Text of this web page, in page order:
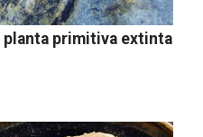
primitiva extinta